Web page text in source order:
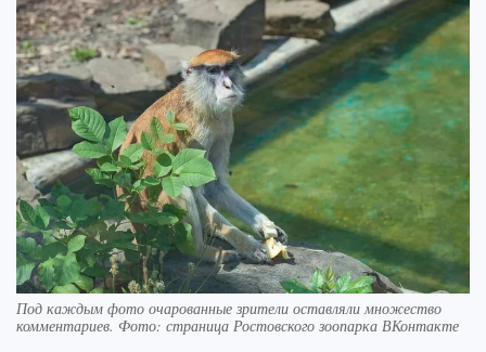
Под каждым фото очарованные зрители оставляли множество
комментариев. Фото: страница Ростовского зоопарка ВКонтакте